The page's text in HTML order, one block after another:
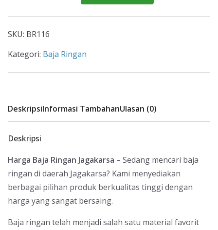
2026
SKU: BR116
Kategori: Baja Ringan
DeskripsiInformasi TambahanUlasan (0)
Deskripsi
Harga Baja Ringan Jagakarsa – Sedang mencari baja
ringan di daerah Jagakarsa? Kami menyediakan
berbagai pilihan produk berkualitas tinggi dengan
harga yang sangat bersaing.
Baja ringan telah menjadi salah satu material favorit